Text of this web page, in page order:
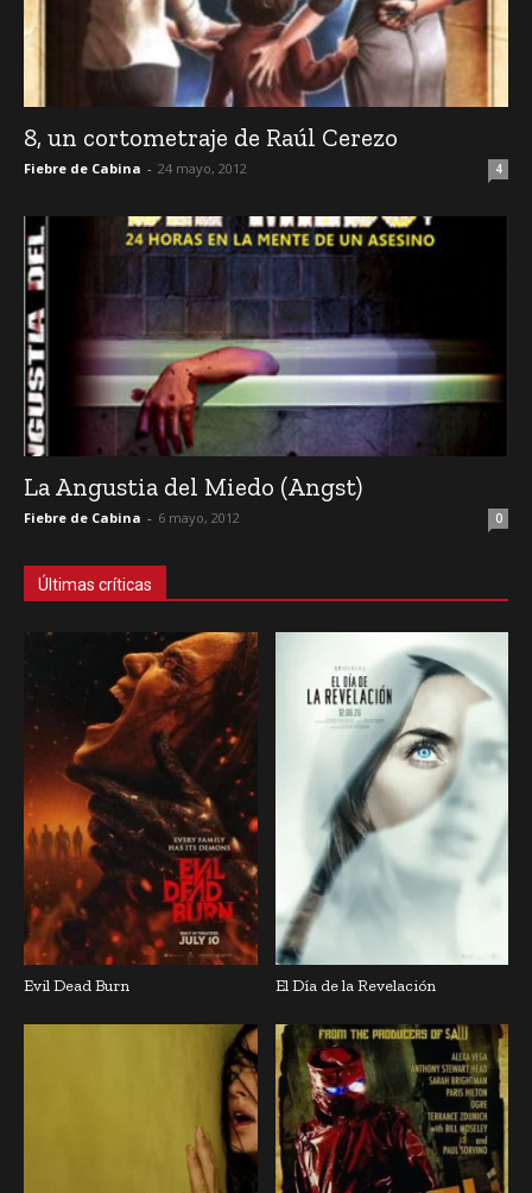
8, un cortometraje de Raúl Cerezo
Fiebre de Cabina - 24 mayo, 2012 4
La Angustia del Miedo (Angst)
Fiebre de Cabina - 6 mayo, 2012 0
Últimas críticas
Evil Dead Burn El Día de la Revelación